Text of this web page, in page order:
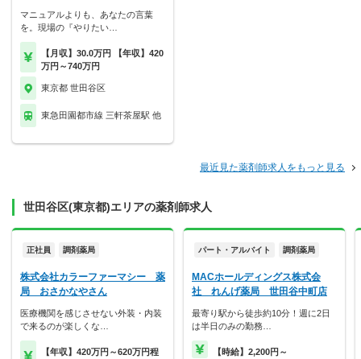
マニュアルよりも、あなたの言葉
を。現場の『やりたい…
【月収】30.0万円 【年収】420
万円～740万円
東京都 世田谷区
東急田園都市線 三軒茶屋駅 他
最近見た薬剤師求人をもっと見る
世田谷区(東京都)エリアの薬剤師求人
正社員 調剤薬局
株式会社カラーファーマシー 薬
局 おさかなやさん
医療機関を感じさせない外装・内装
で来るのが楽しくな…
【年収】420万円～620万円程
パート・アルバイト 調剤薬局
MACホールディングス株式会
社 れんげ薬局 世田谷中町店
最寄り駅から徒歩約10分！週に2日
は半日のみの勤務…
【時給】2,200円～